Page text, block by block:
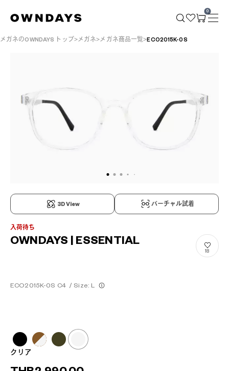
0
メガネのOWNDAYS トップ メガネ メガネ商品一覧 ECO2015K-0S
3D View バーチャル試着
入荷待ち
OWNDAYS | ESSENTIAL
ECO2015K-0S C4 / Size: L
18
クリア